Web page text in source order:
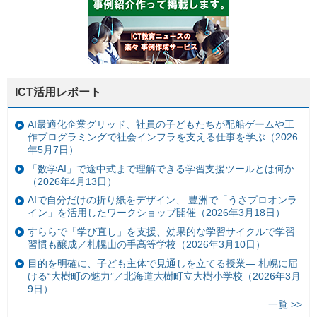
ICT活用レポート
AI最適化企業グリッド、社員の子どもたちが配船ゲームや工
作プログラミングで社会インフラを支える仕事を学ぶ（2026
年5月7日）
「数学AI」で途中式まで理解できる学習支援ツールとは何か
（2026年4月13日）
AIで自分だけの折り紙をデザイン、 豊洲で「うさプロオンラ
イン」を活用したワークショップ開催（2026年3月18日）
すららで「学び直し」を支援、効果的な学習サイクルで学習
習慣も醸成／札幌山の手高等学校（2026年3月10日）
目的を明確に、子ども主体で見通しを立てる授業— 札幌に届
ける“大樹町の魅力”／北海道大樹町立大樹小学校（2026年3月
9日）
一覧 >>